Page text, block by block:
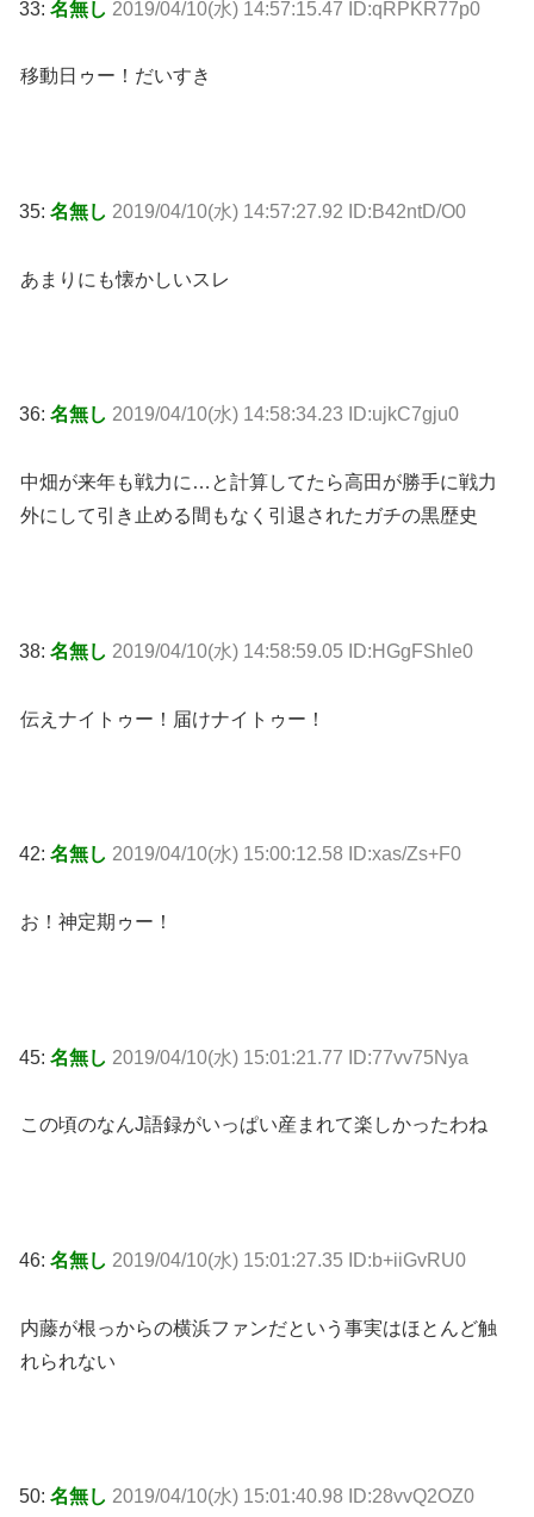
33: 名無し 2019/04/10(水) 14:57:15.47 ID:qRPKR77p0
移動日ゥー！だいすき
35: 名無し 2019/04/10(水) 14:57:27.92 ID:B42ntD/O0
あまりにも懐かしいスレ
36: 名無し 2019/04/10(水) 14:58:34.23 ID:ujkC7gju0
中畑が来年も戦力に…と計算してたら高田が勝手に戦力
外にして引き止める間もなく引退されたガチの黒歴史
38: 名無し 2019/04/10(水) 14:58:59.05 ID:HGgFShle0
伝えナイトゥー！届けナイトゥー！
42: 名無し 2019/04/10(水) 15:00:12.58 ID:xas/Zs+F0
お！神定期ゥー！
45: 名無し 2019/04/10(水) 15:01:21.77 ID:77vv75Nya
この頃のなんJ語録がいっぱい産まれて楽しかったわね
46: 名無し 2019/04/10(水) 15:01:27.35 ID:b+iiGvRU0
内藤が根っからの横浜ファンだという事実はほとんど触
れられない
50: 名無し 2019/04/10(水) 15:01:40.98 ID:28vvQ2OZ0